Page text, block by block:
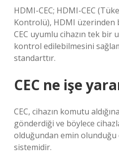
HDMI-CEC; HDMI-CEC
Kontrolü), HDMI üzerinden
CEC uyumlu cihazın tek bir
kontrol edilebilmesini
standarttır.
CEC ne işe
CEC, cihazın komutu
gönderdiği ve böylece
olduğundan emin
sistemidir.